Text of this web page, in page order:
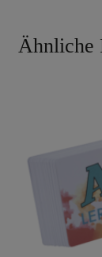
Ähnliche